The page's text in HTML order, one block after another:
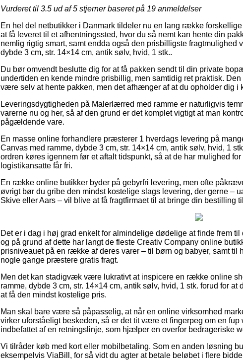
Vurderet til 3.5 ud af 5 stjerner baseret på 19 anmeldelser
En hel del netbutikker i Danmark tildeler nu en lang række
at få leveret til et afhentningssted, hvor du så nemt kan hente din
nemlig rigtig smart, samt endda også den prisbilligste fragtmulighed
dybde 3 cm, str. 14×14 cm, antik sølv, hvid, 1 stk..
Du bør omvendt beslutte dig for at få pakken sendt til din private
undertiden en kende mindre prisbillig, men samtidig ret praktisk.
være selv at hente pakken, men det afhænger af at du opholder dig i
Leveringsdygtigheden på Malerlærred med ramme er naturligvis
varerne nu og her, så af den grund er det komplet vigtigt at man
pågældende vare.
En masse online forhandlere præsterer 1 hverdags levering på
Canvas med ramme, dybde 3 cm, str. 14×14 cm, antik sølv, hvid, 1
ordren køres igennem før et aftalt tidspunkt, så at de har mulighed
logistikansatte får fri.
En række online butikker byder på gebyrfri levering, men ofte
øvrigt bør du gribe den mindst kostelige slags levering, der gerne –
Skive eller Aars – vil blive at få fragtfirmaet til at bringe din bestilling
Det er i dag i høj grad enkelt for almindelige dødelige at finde frem
og på grund af dette har langt de fleste Creativ Company online
prisniveauet på en række af deres varer – til børn og babyer, samt til
nogle gange præstere gratis fragt.
Men det kan stadigvæk være lukrativt at inspicere en række online
ramme, dybde 3 cm, str. 14×14 cm, antik sølv, hvid, 1 stk. forud for at
at få den mindst kostelige pris.
Man skal bare være så påpasselig, at når en online virksomhed
virker uforståeligt beskeden, så er det tit være et fingerpeg om en
indbefattet af en retningslinje, som hjælper en overfor bedrageriske
Vi tilråder køb med kort eller mobilbetaling. Som en anden løsning
eksempelvis ViaBill, for så vidt du agter at betale beløbet i flere